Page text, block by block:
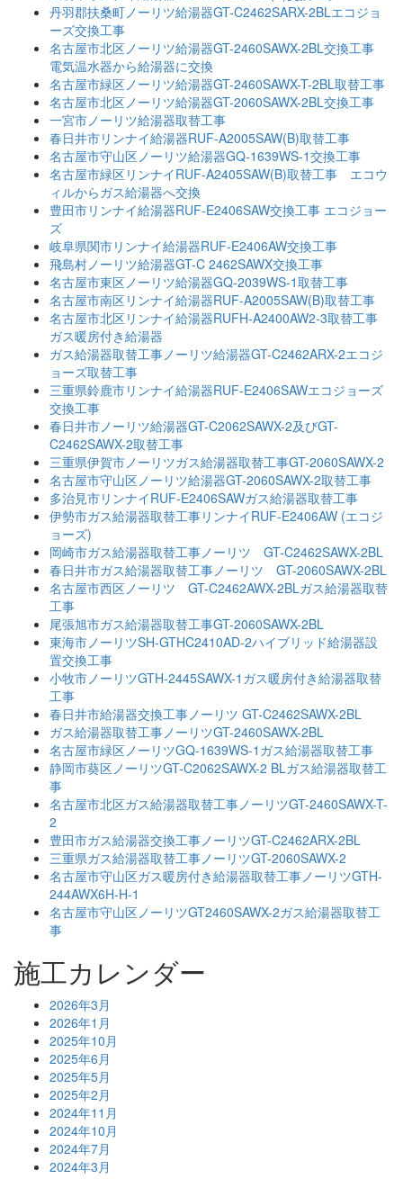
丹羽郡扶桑町ノーリツ給湯器GT-C2462SARX-2BLエコジョ
ーズ交換工事
名古屋市北区ノーリツ給湯器GT-2460SAWX-2BL交換工事
電気温水器から給湯器に交換
名古屋市緑区ノーリツ給湯器GT-2460SAWX-T-2BL取替工事
名古屋市北区ノーリツ給湯器GT-2060SAWX-2BL交換工事
一宮市ノーリツ給湯器取替工事
春日井市リンナイ給湯器RUF-A2005SAW(B)取替工事
名古屋市守山区ノーリツ給湯器GQ-1639WS-1交換工事
名古屋市緑区リンナイRUF-A2405SAW(B)取替工事 エコウ
ィルからガス給湯器へ交換
豊田市リンナイ給湯器RUF-E2406SAW交換工事 エコジョー
ズ
岐阜県関市リンナイ給湯器RUF-E2406AW交換工事
飛島村ノーリツ給湯器GT-C 2462SAWX交換工事
名古屋市東区ノーリツ給湯器GQ-2039WS-1取替工事
名古屋市南区リンナイ給湯器RUF-A2005SAW(B)取替工事
名古屋市北区リンナイ給湯器RUFH-A2400AW2-3取替工事
ガス暖房付き給湯器
ガス給湯器取替工事ノーリツ給湯器GT-C2462ARX-2エコジ
ョーズ取替工事
三重県鈴鹿市リンナイ給湯器RUF-E2406SAWエコジョーズ
交換工事
春日井市ノーリツ給湯器GT-C2062SAWX-2及びGT-
C2462SAWX-2取替工事
三重県伊賀市ノーリツガス給湯器取替工事GT-2060SAWX-2
名古屋市守山区ノーリツ給湯器GT-2060SAWX-2取替工事
多治見市リンナイRUF-E2406SAWガス給湯器取替工事
伊勢市ガス給湯器取替工事リンナイRUF-E2406AW (エコジ
ョーズ)
岡崎市ガス給湯器取替工事ノーリツ GT-C2462SAWX-2BL
春日井市ガス給湯器取替工事ノーリツ GT-2060SAWX-2BL
名古屋市西区ノーリツ GT-C2462AWX-2BLガス給湯器取替
工事
尾張旭市ガス給湯器取替工事GT-2060SAWX-2BL
東海市ノーリツSH-GTHC2410AD-2ハイブリッド給湯器設
置交換工事
小牧市ノーリツGTH-2445SAWX-1ガス暖房付き給湯器取替
工事
春日井市給湯器交換工事ノーリツ GT-C2462SAWX-2BL
ガス給湯器取替工事ノーリツGT-2460SAWX-2BL
名古屋市緑区ノーリツGQ-1639WS-1ガス給湯器取替工事
静岡市葵区ノーリツGT-C2062SAWX-2 BLガス給湯器取替工
事
名古屋市北区ガス給湯器取替工事ノーリツGT-2460SAWX-T-
2
豊田市ガス給湯器交換工事ノーリツGT-C2462ARX-2BL
三重県ガス給湯器取替工事ノーリツGT-2060SAWX-2
名古屋市守山区ガス暖房付き給湯器取替工事ノーリツGTH-
244AWX6H-H-1
名古屋市守山区ノーリツGT2460SAWX-2ガス給湯器取替工
事
施工カレンダー
2026年3月
2026年1月
2025年10月
2025年6月
2025年5月
2025年2月
2024年11月
2024年10月
2024年7月
2024年3月